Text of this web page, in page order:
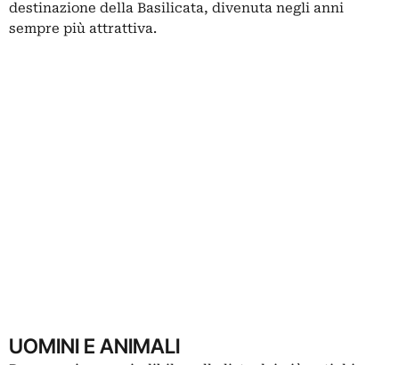
destinazione della Basilicata, divenuta negli anni
sempre più attrattiva.
UOMINI E ANIMALI